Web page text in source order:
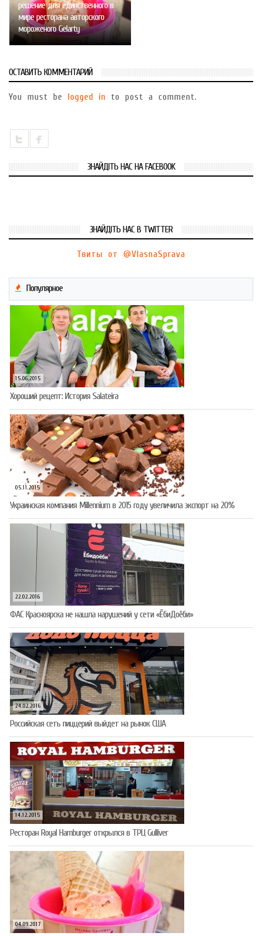
решение для единственного в
мире ресторана авторского
мороженого Gelarty
ОСТАВИТЬ КОММЕНТАРИЙ
You must be logged in to post a comment.
ЗНАЙДІТЬ НАС НА FACEBOOK
ЗНАЙДІТЬ НАС В TWITTER
Твиты от @VlasnaSprava
Популярное
15.06.2015
Хороший рецепт: История Salateira
05.11.2015
Украинская компания Millennium в 2015 году увеличила экспорт на 20%
22.02.2016
ФАС Красноярска не нашла нарушений у сети «ЁбиДоёби»
24.02.2016
Российская сеть пиццерий выйдет на рынок США
14.12.2015
Ресторан Royal Hamburger открылся в ТРЦ Gulliver
04.09.2017